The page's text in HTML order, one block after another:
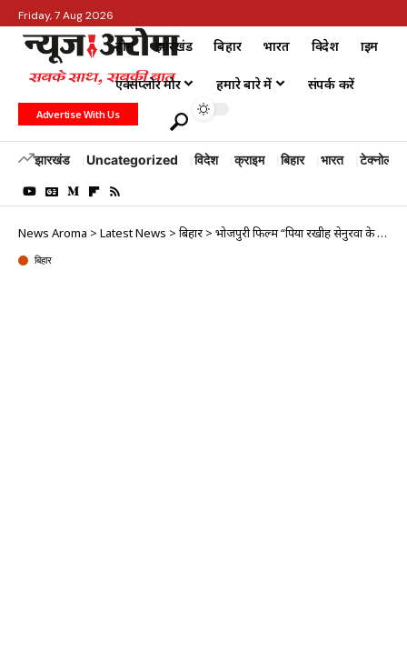
Friday, 7 Aug 2026
होम झारखंड बिहार भारत विदेश क्राइम
एक्सप्लोर मोर हमारे बारे में संपर्क करें
Advertise With Us
झारखंड Uncategorized विदेश क्राइम बिहार भारत टेक्नोलॉजी
News Aroma > Latest News > बिहार > भोजपुरी फिल्म “पिया रखीह सेनुरवा के लाज” का फर्स्ट लुक जारी, प्रेम सिंह और रक्षा गुप्ता की जोड़ी दिखेगी खास अंदाज में
बिहार